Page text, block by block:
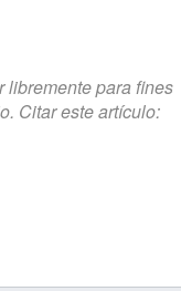
para fines
Citar este artículo: